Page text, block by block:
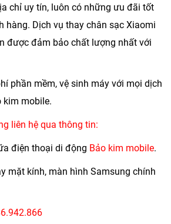
chỉ uy tín, luôn có những ưu đãi tốt
hàng. Dịch vụ thay chân sạc Xiaomi
được đảm bảo chất lượng nhất với
phần mềm, vệ sinh máy với mọi dịch
kim mobile.
liên hệ qua thông tin:
điện thoại di động Bảo kim mobile.
mặt kính, màn hình Samsung chính